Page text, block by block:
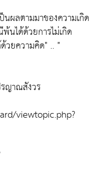
นผลตามมาของความเกิด
ได้ด้วยการไม่เกิด
วยความคิด" .. "
ญาณสังวร
viewtopic.php?